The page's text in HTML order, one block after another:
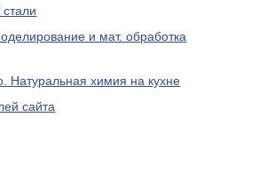
и мат. обработка
Натуральная химия на кухне
сайта